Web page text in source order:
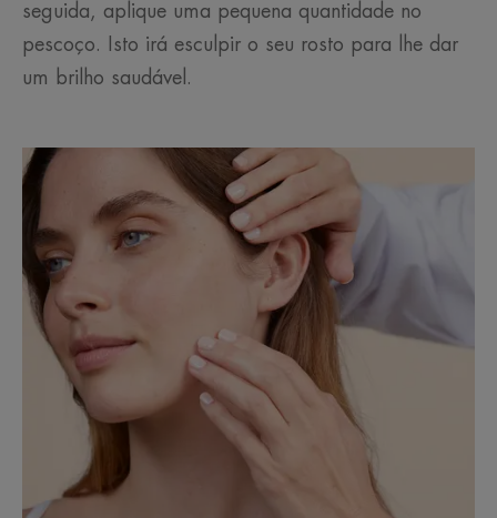
seguida, aplique uma pequena quantidade no
pescoço. Isto irá esculpir o seu rosto para lhe dar
um brilho saudável.